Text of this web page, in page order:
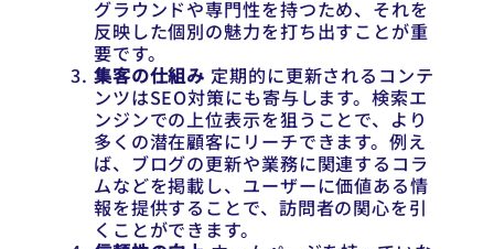
グラウンドや専門性を持つため、それを
反映した個別の魅力を打ち出すことが重
要です。
集客の仕組み 定期的に更新されるコンテ
ンツはSEO対策にも寄与します。検索エ
ンジンでの上位表示を狙うことで、より
多くの潜在顧客にリーチできます。例え
ば、ブログの更新や業務に関連するコラ
ムなどを掲載し、ユーザーに価値ある情
報を提供することで、訪問者の関心を引
くことができます。